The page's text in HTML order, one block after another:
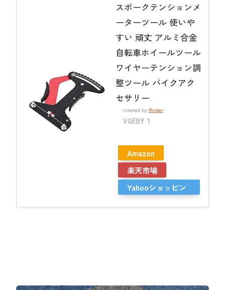
スポークテンションメ
ーターツール 使いや
すい 頑丈 アルミ合金
自転車ホイールツール
ワイヤーテンション調
整ツール バイクアク
セサリー
created by Rinker
VGEBY１
Amazon
楽天市場
Yahooショッピン